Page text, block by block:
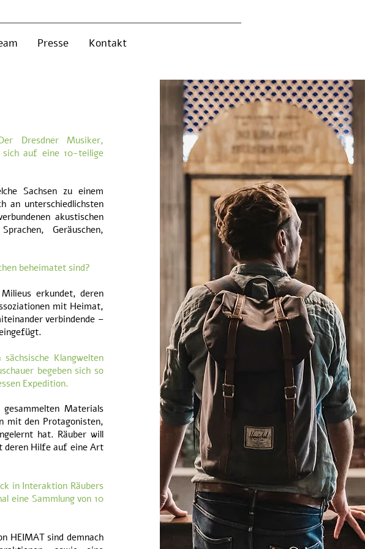
Presse Kontakt
Dresdner Musiker,
sich auf eine 10-teilige
Sachsen zu einem
an unterschiedlichsten
akustischen
Geräuschen,
beheimatet sind?
erkundet, deren
mit Heimat,
verbindende –
Klangwelten
begeben sich so
Expedition.
Materials
mit den Protagonisten,
hat. Räuber will
deren Hilfe auf eine Art
in Interaktion Räubers
eine Sammlung von 10
HEIMAT sind demnach